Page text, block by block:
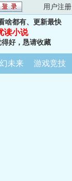
用户注册
啥都有、更新最快
读小说
好，恳请收藏
未来 游戏竞技